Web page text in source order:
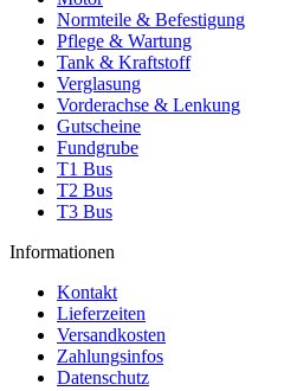
Normteile & Befestigung
Pflege & Wartung
Tank & Kraftstoff
Verglasung
Vorderachse & Lenkung
Gutscheine
Fundgrube
T1 Bus
T2 Bus
T3 Bus
Informationen
Kontakt
Lieferzeiten
Versandkosten
Zahlungsinfos
Datenschutz